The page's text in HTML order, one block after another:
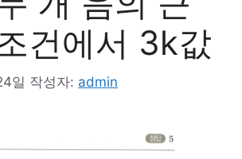
건에서 3k값
일 작성자: admin